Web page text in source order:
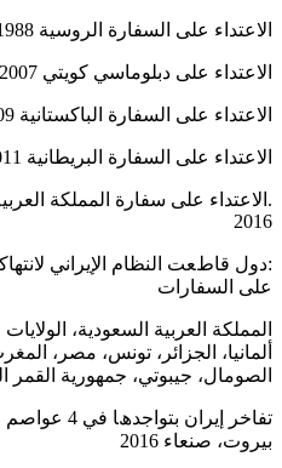
اﻻﻋﺘﺪاء ﻋﻠﻰ اﻟﺴﻔﺎرة اﻟﺮوﺳﯿﺔ 1988
اﻻﻋﺘﺪاء ﻋﻠﻰ دﺑﻠﻮﻣﺎﺳﻲ ﻛﻮﯾﺘﻲ 2007
اﻻﻋﺘﺪاء ﻋﻠﻰ اﻟﺴﻔﺎرة اﻟﺒﺎﻛﺴﺘﺎﻧﯿﺔ 2009
اﻻﻋﺘﺪاء ﻋﻠﻰ اﻟﺴﻔﺎرة اﻟﺒﺮﯾﻄﺎﻧﯿﺔ 2011
.اﻻﻋﺘﺪاء ﻋﻠﻰ ﺳﻔﺎرة اﻟﻤﻤﻠﻜﺔ
2016
:دول ﻗﺎطﻌﺖ اﻟﻨﻈﺎم اﻹﯾﺮاﻧﻲ
ﻋﻠﻰ اﻟﺴﻔﺎرات
اﻟﻤﻤﻠﻜﺔ اﻟﻌﺮﺑﯿﺔ اﻟﺴﻌﻮدﯾﺔ، اﻟﻮﻻﯾﺎت
أﻟﻤﺎﻧﯿﺎ، اﻟﺠﺰاﺋﺮ، ﺗﻮﻧﺲ، ﻣﺼﺮ،
اﻟﺼﻮﻣﺎل، ﺟﯿﺒﻮﺗﻲ، ﺟﻤﮭﻮرﯾﺔ اﻟﻘﻤﺮ
ﺗﻔﺎﺧﺮ إﯾﺮان
ﺑﯿﺮوت، ﺻﻨﻌﺎء 2016